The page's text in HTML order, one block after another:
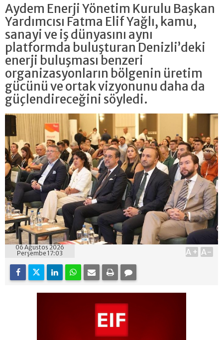
Aydem Enerji Yönetim Kurulu Başkan
Yardımcısı Fatma Elif Yağlı, kamu,
sanayi ve iş dünyasını aynı
platformda buluşturan Denizli’deki
enerji buluşması benzeri
organizasyonların bölgenin üretim
gücünü ve ortak vizyonunu daha da
güçlendireceğini söyledi.
06 Ağustos 2026
Perşembe 17:03
A+ A-